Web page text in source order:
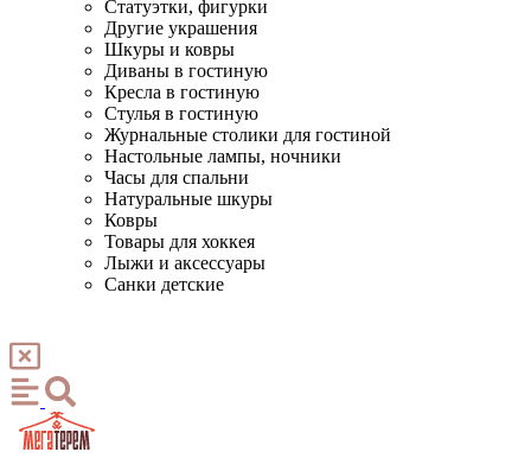
Статуэтки, фигурки
Другие украшения
Шкуры и ковры
Диваны в гостиную
Кресла в гостиную
Стулья в гостиную
Журнальные столики для гостиной
Настольные лампы, ночники
Часы для спальни
Натуральные шкуры
Ковры
Товары для хоккея
Лыжи и аксессуары
Санки детские